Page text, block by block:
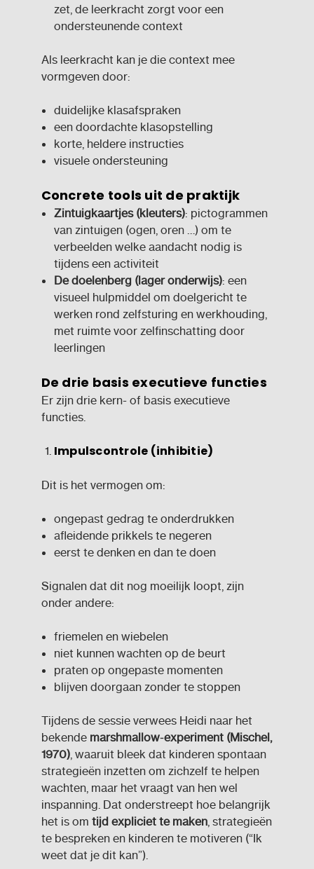
zet, de leerkracht zorgt voor een
ondersteunende context
Als leerkracht kan je die context mee
vormgeven door:
duidelijke klasafspraken
een doordachte klasopstelling
korte, heldere instructies
visuele ondersteuning
Concrete tools uit de praktijk
Zintuigkaartjes (kleuters): pictogrammen
van zintuigen (ogen, oren …) om te
verbeelden welke aandacht nodig is
tijdens een activiteit
De doelenberg (lager onderwijs): een
visueel hulpmiddel om doelgericht te
werken rond zelfsturing en werkhouding,
met ruimte voor zelfinschatting door
leerlingen
De drie basis executieve functies
Er zijn drie kern- of basis executieve
functies.
Impulscontrole (inhibitie)
Dit is het vermogen om:
ongepast gedrag te onderdrukken
afleidende prikkels te negeren
eerst te denken en dan te doen
Signalen dat dit nog moeilijk loopt, zijn
onder andere:
friemelen en wiebelen
niet kunnen wachten op de beurt
praten op ongepaste momenten
blijven doorgaan zonder te stoppen
Tijdens de sessie verwees Heidi naar het
bekende marshmallow‑experiment (Mischel,
1970), waaruit bleek dat kinderen spontaan
strategieën inzetten om zichzelf te helpen
wachten, maar het vraagt van hen wel
inspanning. Dat onderstreept hoe belangrijk
het is om tijd expliciet te maken, strategieën
te bespreken en kinderen te motiveren (“Ik
weet dat je dit kan”).